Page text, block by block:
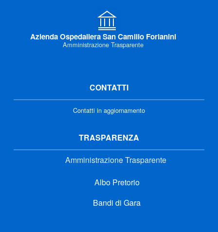
Azienda Ospedaliera San Camillo Forlanini
Amministrazione Trasparente
CONTATTI
Contatti in aggiornamento
TRASPARENZA
Amministrazione Trasparente
Albo Pretorio
Bandi di Gara